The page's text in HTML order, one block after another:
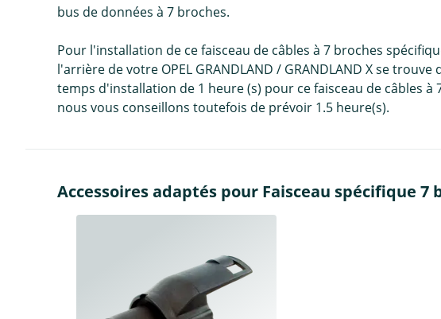
bus de données à 7 broches.
Pour l'installation de ce faisceau de câbles à 7 broches
l'arrière de votre OPEL GRANDLAND / GRANDLAND X se
temps d'installation de 1 heure (s) pour ce faisceau de câbles
nous vous conseillons toutefois de prévoir 1.5 heure(s).
Accessoires adaptés pour Faisceau spécifique 7